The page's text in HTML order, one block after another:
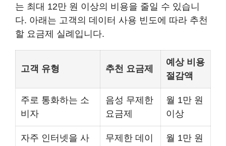
는 최대 12만 원 이상의 비용을 줄일 수 있습니
다. 아래는 고객의 데이터 사용 빈도에 따라 추천
할 요금제 실례입니다.
고객 유형 추천 요금제
예상 비용
절감액
주로 통화하는 소
비자
음성 무제한
요금제
월 1만 원
이상
자주 인터넷을 사
무제한 데이
월 1만 원